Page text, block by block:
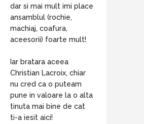
dar si mai mult imi place
ansamblul (rochie,
machiaj, coafura,
aceesorii) foarte mult!
Iar bratara aceea
Christian Lacroix, chiar
nu cred ca o puteam
pune in valoare la o alta
tinuta mai bine de cat
ti-a iesit aici!